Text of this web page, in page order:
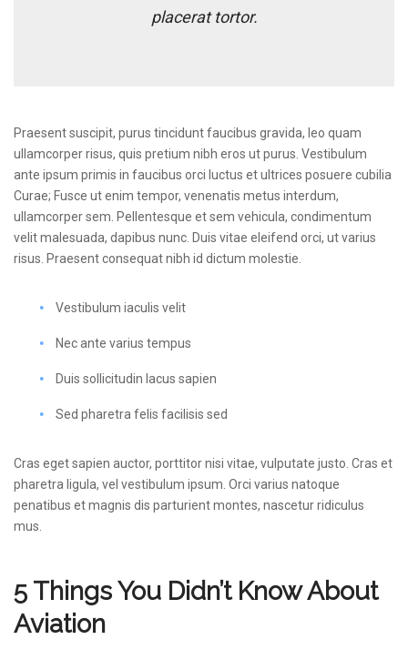
placerat tortor.
Praesent suscipit, purus tincidunt faucibus gravida, leo quam
ullamcorper risus, quis pretium nibh eros ut purus. Vestibulum
ante ipsum primis in faucibus orci luctus et ultrices posuere cubilia
Curae; Fusce ut enim tempor, venenatis metus interdum,
ullamcorper sem. Pellentesque et sem vehicula, condimentum
velit malesuada, dapibus nunc. Duis vitae eleifend orci, ut varius
risus. Praesent consequat nibh id dictum molestie.
Vestibulum iaculis velit
Nec ante varius tempus
Duis sollicitudin lacus sapien
Sed pharetra felis facilisis sed
Cras eget sapien auctor, porttitor nisi vitae, vulputate justo. Cras et
pharetra ligula, vel vestibulum ipsum. Orci varius natoque
penatibus et magnis dis parturient montes, nascetur ridiculus
mus.
5 Things You Didn’t Know About
Aviation